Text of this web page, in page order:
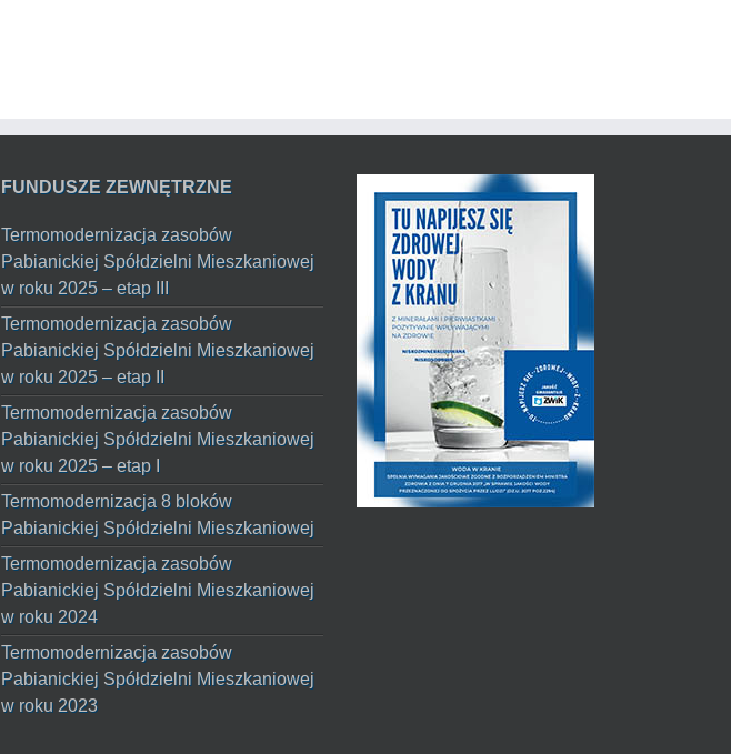
FUNDUSZE ZEWNĘTRZNE
Termomodernizacja zasobów
Pabianickiej Spółdzielni Mieszkaniowej
w roku 2025 – etap III
Termomodernizacja zasobów
Pabianickiej Spółdzielni Mieszkaniowej
w roku 2025 – etap II
Termomodernizacja zasobów
Pabianickiej Spółdzielni Mieszkaniowej
w roku 2025 – etap I
Termomodernizacja 8 bloków
Pabianickiej Spółdzielni Mieszkaniowej
Termomodernizacja zasobów
Pabianickiej Spółdzielni Mieszkaniowej
w roku 2024
Termomodernizacja zasobów
Pabianickiej Spółdzielni Mieszkaniowej
w roku 2023